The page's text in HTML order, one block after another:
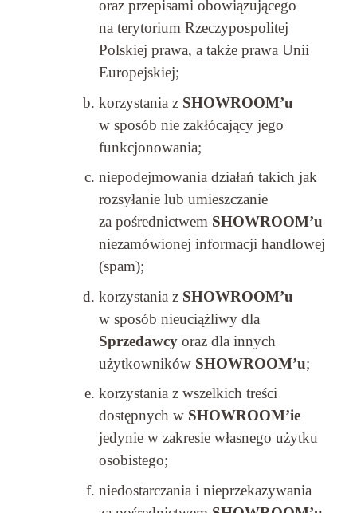
oraz przepisami obowiązującego
na terytorium Rzeczypospolitej
Polskiej prawa, a także prawa Unii
Europejskiej;
korzystania z SHOWROOM’u
w sposób nie zakłócający jego
funkcjonowania;
niepodejmowania działań takich jak
rozsyłanie lub umieszczanie
za pośrednictwem SHOWROOM’u
niezamówionej informacji handlowej
(spam);
korzystania z SHOWROOM’u
w sposób nieuciążliwy dla
Sprzedawcy oraz dla innych
użytkownikówSHOWROOM’u;
korzystania z wszelkich treści
dostępnych w SHOWROOM’ie
jedynie w zakresie własnego użytku
osobistego;
niedostarczania i nieprzekazywania